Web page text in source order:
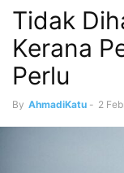
Tidak
Kerana
Perlu
By AhmadiKatu - 2